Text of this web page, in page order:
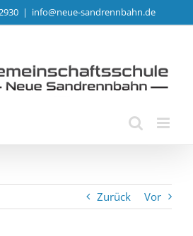
| info@neue-sandrennbahn.de
Zurück Vor